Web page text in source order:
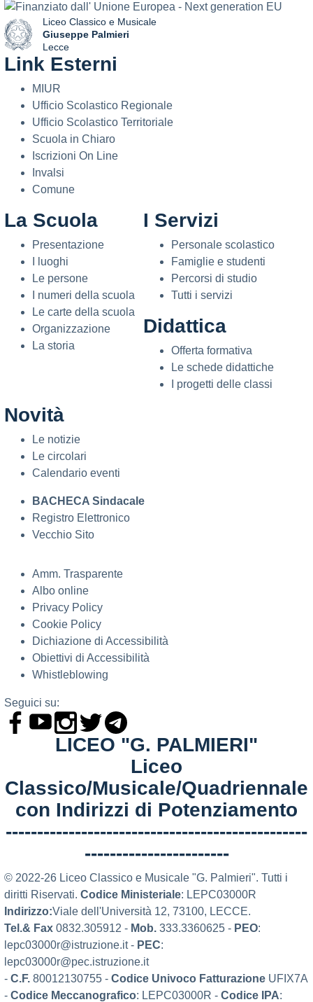
Liceo Classico e Musicale
Giuseppe Palmieri
Lecce
— Visita la pagina iniziale della scuola
Link Esterni
MIUR
Ufficio Scolastico Regionale
Ufficio Scolastico Territoriale
Scuola in Chiaro
Iscrizioni On Line
Invalsi
Comune
La Scuola
Presentazione
I luoghi
Le persone
I numeri della scuola
Le carte della scuola
Organizzazione
La storia
I Servizi
Personale scolastico
Famiglie e studenti
Percorsi di studio
Tutti i servizi
Didattica
Offerta formativa
Le schede didattiche
I progetti delle classi
Novità
Le notizie
Le circolari
Calendario eventi
BACHECA Sindacale
Registro Elettronico
Vecchio Sito
Amm. Trasparente
Albo online
Privacy Policy
Cookie Policy
Dichiazione di Accessibilità
Obiettivi di Accessibilità
Whistleblowing
Seguici su:
LICEO "G. PALMIERI"
Liceo
Classico/Musicale/Quadriennale
con Indirizzi di Potenziamento
------------------------------------------------
-----------------------
© 2022-26 Liceo Classico e Musicale "G. Palmieri". Tutti i
diritti Riservati. Codice Ministeriale: LEPC03000R
Indirizzo:Viale dell'Università 12, 73100, LECCE.
Tel.& Fax 0832.305912 - Mob. 333.3360625 - PEO:
lepc03000r@istruzione.it - PEC:
lepc03000r@pec.istruzione.it
- C.F. 80012130755 - Codice Univoco Fatturazione UFIX7A
- Codice Meccanografico: LEPC03000R - Codice IPA: